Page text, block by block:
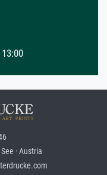
· Austria